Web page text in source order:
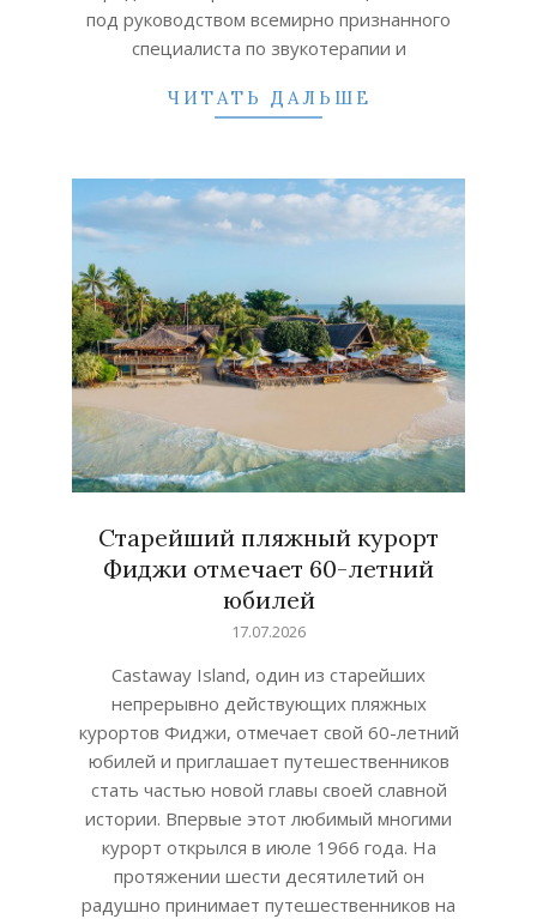
под руководством всемирно признанного
специалиста по звукотерапии и
ЧИТАТЬ ДАЛЬШЕ
Старейший пляжный курорт
Фиджи отмечает 60-летний
юбилей
17.07.2026
Castaway Island, один из старейших
непрерывно действующих пляжных
курортов Фиджи, отмечает свой 60-летний
юбилей и приглашает путешественников
стать частью новой главы своей славной
истории. Впервые этот любимый многими
курорт открылся в июле 1966 года. На
протяжении шести десятилетий он
радушно принимает путешественников на